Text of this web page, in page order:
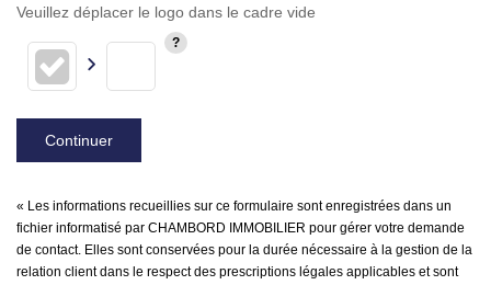
Veuillez déplacer le logo dans le cadre vide
Continuer
« Les informations recueillies sur ce formulaire sont enregistrées dans un
fichier informatisé par CHAMBORD IMMOBILIER pour gérer votre demande
de contact. Elles sont conservées pour la durée nécessaire à la gestion de la
relation client dans le respect des prescriptions légales applicables et sont